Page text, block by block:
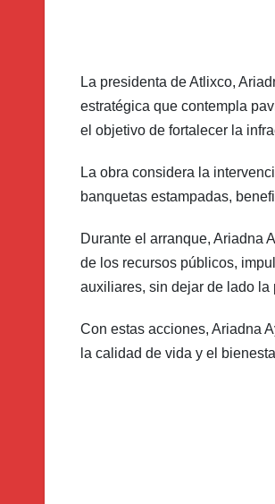
La presidenta de Atlixco,
estratégica que contempla
el objetivo de fortalecer la
La obra considera la
banquetas estampadas,
Durante el arranque, Ariadna
de los recursos públicos,
auxiliares, sin dejar de lado
Con estas acciones, Ariadna
la calidad de vida y el